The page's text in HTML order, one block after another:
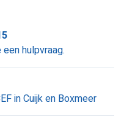
hulpvraag.
in Cuijk en Boxmeer